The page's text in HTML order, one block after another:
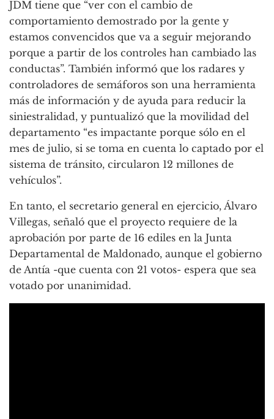
JDM tiene que “ver con el cambio de
comportamiento demostrado por la gente y
estamos convencidos que va a seguir mejorando
porque a partir de los controles han cambiado las
conductas”. También informó que los radares y
controladores de semáforos son una herramienta
más de información y de ayuda para reducir la
siniestralidad, y puntualizó que la movilidad del
departamento “es impactante porque sólo en el
mes de julio, si se toma en cuenta lo captado por el
sistema de tránsito, circularon 12 millones de
vehículos”.
En tanto, el secretario general en ejercicio, Álvaro
Villegas, señaló que el proyecto requiere de la
aprobación por parte de 16 ediles en la Junta
Departamental de Maldonado, aunque el gobierno
de Antía -que cuenta con 21 votos- espera que sea
votado por unanimidad.